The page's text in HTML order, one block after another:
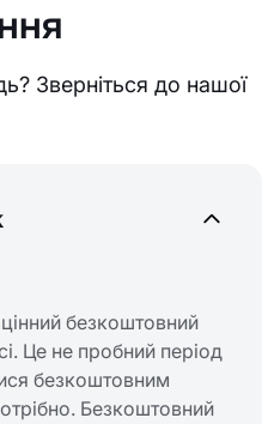
Зверніться до нашої
безкоштовний
Це не пробний період
безкоштовним
Безкоштовний